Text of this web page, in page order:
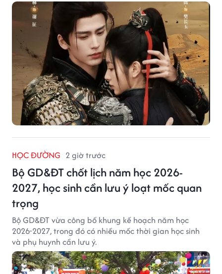
HỌC ĐƯỜNG 2 giờ trước
Bộ GD&ĐT chốt lịch năm học 2026-
2027, học sinh cần lưu ý loạt mốc quan
trọng
Bộ GD&ĐT vừa công bố khung kế hoạch năm học
2026-2027, trong đó có nhiều mốc thời gian học sinh
và phụ huynh cần lưu ý.